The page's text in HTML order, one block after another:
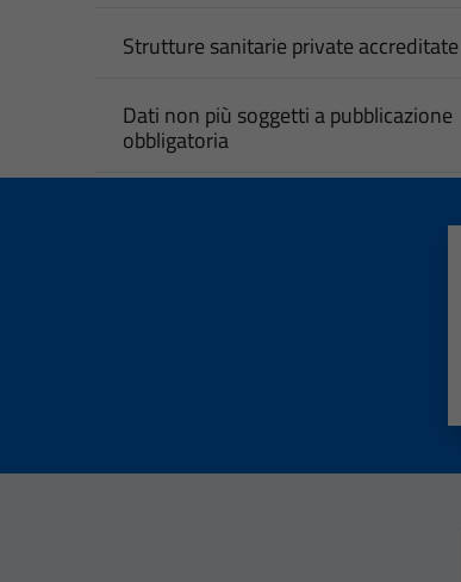
Strutture sanitarie private accreditate
Dati non più soggetti a pubblicazione
obbligatoria